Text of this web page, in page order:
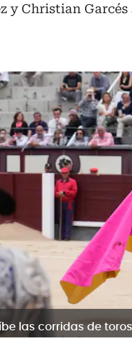
y Christian